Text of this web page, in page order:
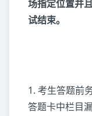
场指定位置并
试结束。
1. 考生答题前
答题卡中栏目